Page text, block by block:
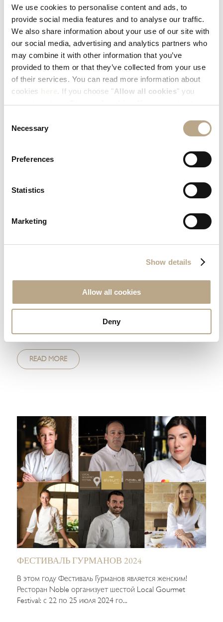
We use cookies to personalise content and ads, to
provide social media features and to analyse our traffic.
We also share information about your use of our site with
our social media, advertising and analytics partners who
may combine it with other information that you’ve
provided to them or that they’ve collected from your use
of their services. You can read more information about
cookies
. If you choose "Allow all cookies" you
accept to store all types of cookies. If you want to store
tick boxes below, and then click "
Allow selection".
Selection
Necessary
Preferences
Statistics
Marketing
Show details
Allow all cookies
Deny
летнем сезоне мы рады представить уникальную
возможность, в Elysium Resort &am...
READ MORE
ПОБЕДИТЕЛЕМ TUI GLOBAL HOTEL
ГОДУ!
Hotel Awards в области качества в 2024 году! \Мы рады
READ MORE
ФЕСТИВАЛЬ ГУРМАНОВ 2024
В этом году Фестиваль Гурманов является женским!
Ресторан Noble организует шестой Local Gourmet
Festival: с 22 по 25 июля 2024 го...